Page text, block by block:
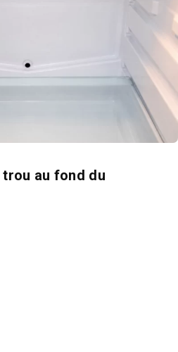
au fond du